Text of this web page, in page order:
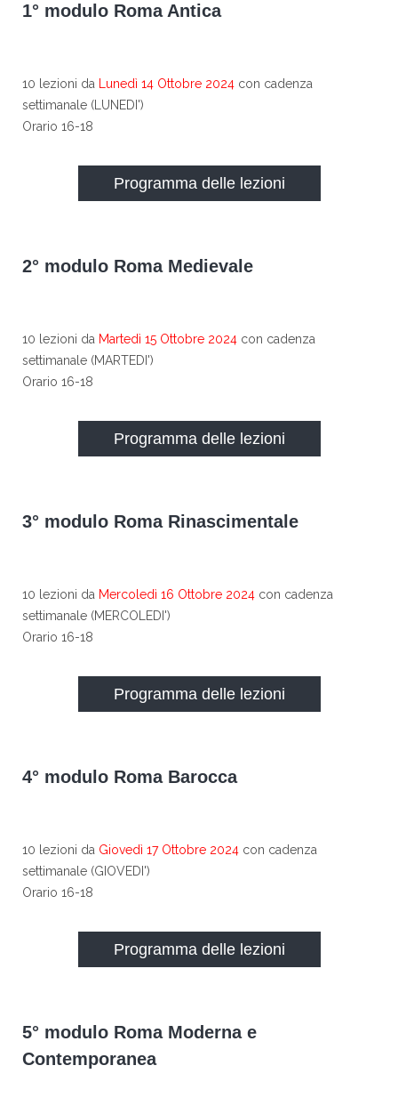
1° modulo Roma Antica
10 lezioni da Lunedì 14 Ottobre 2024 con cadenza
settimanale (LUNEDI')
Orario 16-18
Programma delle lezioni
2° modulo Roma Medievale
10 lezioni da Martedì 15 Ottobre 2024 con cadenza
settimanale (MARTEDI')
Orario 16-18
Programma delle lezioni
3° modulo Roma Rinascimentale
10 lezioni da Mercoledì 16 Ottobre 2024 con cadenza
settimanale (MERCOLEDI')
Orario 16-18
Programma delle lezioni
4° modulo Roma Barocca
10 lezioni da Giovedì 17 Ottobre 2024 con cadenza
settimanale (GIOVEDI')
Orario 16-18
Programma delle lezioni
5° modulo Roma Moderna e
Contemporanea